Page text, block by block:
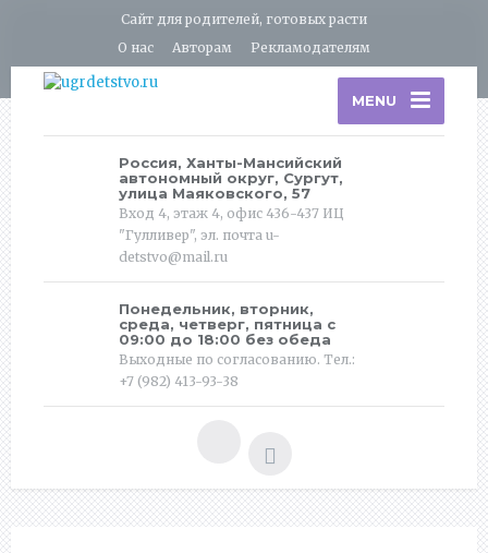
Сайт для родителей, готовых расти
О нас
Авторам Рекламодателям
MENU
Россия, Ханты-Мансийский
автономный округ, Сургут,
улица Маяковского, 57
Вход 4, этаж 4, офис 436-437 ИЦ
"Гулливер", эл. почта u-
detstvo@mail.ru
Понедельник, вторник,
среда, четверг, пятница с
09:00 до 18:00 без обеда
Выходные по согласованию. Тел.:
+7 (982) 413-93-38